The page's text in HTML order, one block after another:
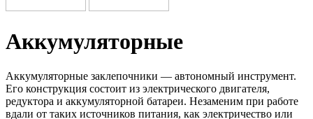
Аккумуляторные
Аккумуляторные заклепочники — автономный инструмент.
Его конструкция состоит из электрического двигателя,
редуктора и аккумуляторной батареи. Незаменим при работе
вдали от таких источников питания, как электричество или